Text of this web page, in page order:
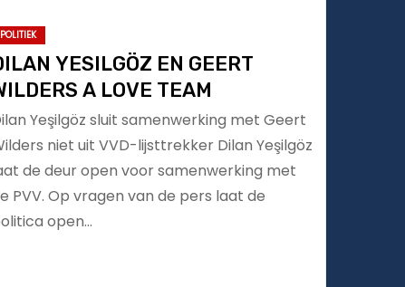
POLITIEK
YESILGÖZ EN GEERT
A LOVE TEAM
Yeşilgöz sluit samenwerking met Geert
niet uit VVD-lijsttrekker Dilan Yeşilgöz
de deur open voor samenwerking met
PVV. Op vragen van de pers laat de
open…